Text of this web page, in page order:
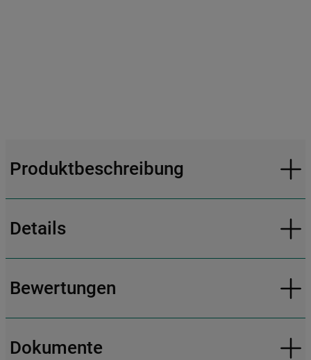
Produktbeschreibung
Details
Bewertungen
Dokumente